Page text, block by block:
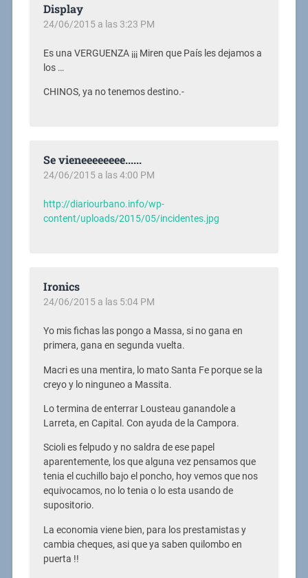
Display
24/06/2015 a las 3:23 PM
Es una VERGUENZA ¡¡¡ Miren que País les dejamos a
los …
CHINOS, ya no tenemos destino.-
Se vieneeeeeeee......
24/06/2015 a las 4:00 PM
http://diariourbano.info/wp-
content/uploads/2015/05/incidentes.jpg
Ironics
24/06/2015 a las 5:04 PM
Yo mis fichas las pongo a Massa, si no gana en
primera, gana en segunda vuelta.
Macri es una mentira, lo mato Santa Fe porque se la
creyo y lo ninguneo a Massita.
Lo termina de enterrar Lousteau ganandole a
Larreta, en Capital. Con ayuda de la Campora.
Scioli es felpudo y no saldra de ese papel
aparentemente, los que alguna vez pensamos que
tenia el cuchillo bajo el poncho, hoy vemos que nos
equivocamos, no lo tenia o lo esta usando de
supositorio.
La economia viene bien, para los prestamistas y
cambia cheques, asi que ya saben quilombo en
puerta !!